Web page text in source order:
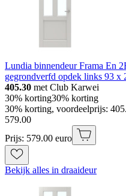
Lundia binnendeur Frama En
gegrondverfd opdek links 93 x
405.30 met Club Karwei
30% korting30% korting
30% korting, voordeelprijs:
579.00
Prijs: 579.00 euro
Bekijk alles in draaideur